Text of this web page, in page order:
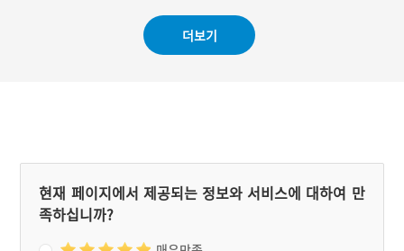
일제가 교각을 세웠고, 해방
후에는 화천지역에서 군정
을 실시했던 소련이 철골을
도 포탄과 총탄 흔적이 남아
있다. 당시 전투에서 국군,
유엔군, 북한군, 중공군을
더보기
현재 페이지에서 제공되는 정보와 서비스에 대하여 만
족하십니까?